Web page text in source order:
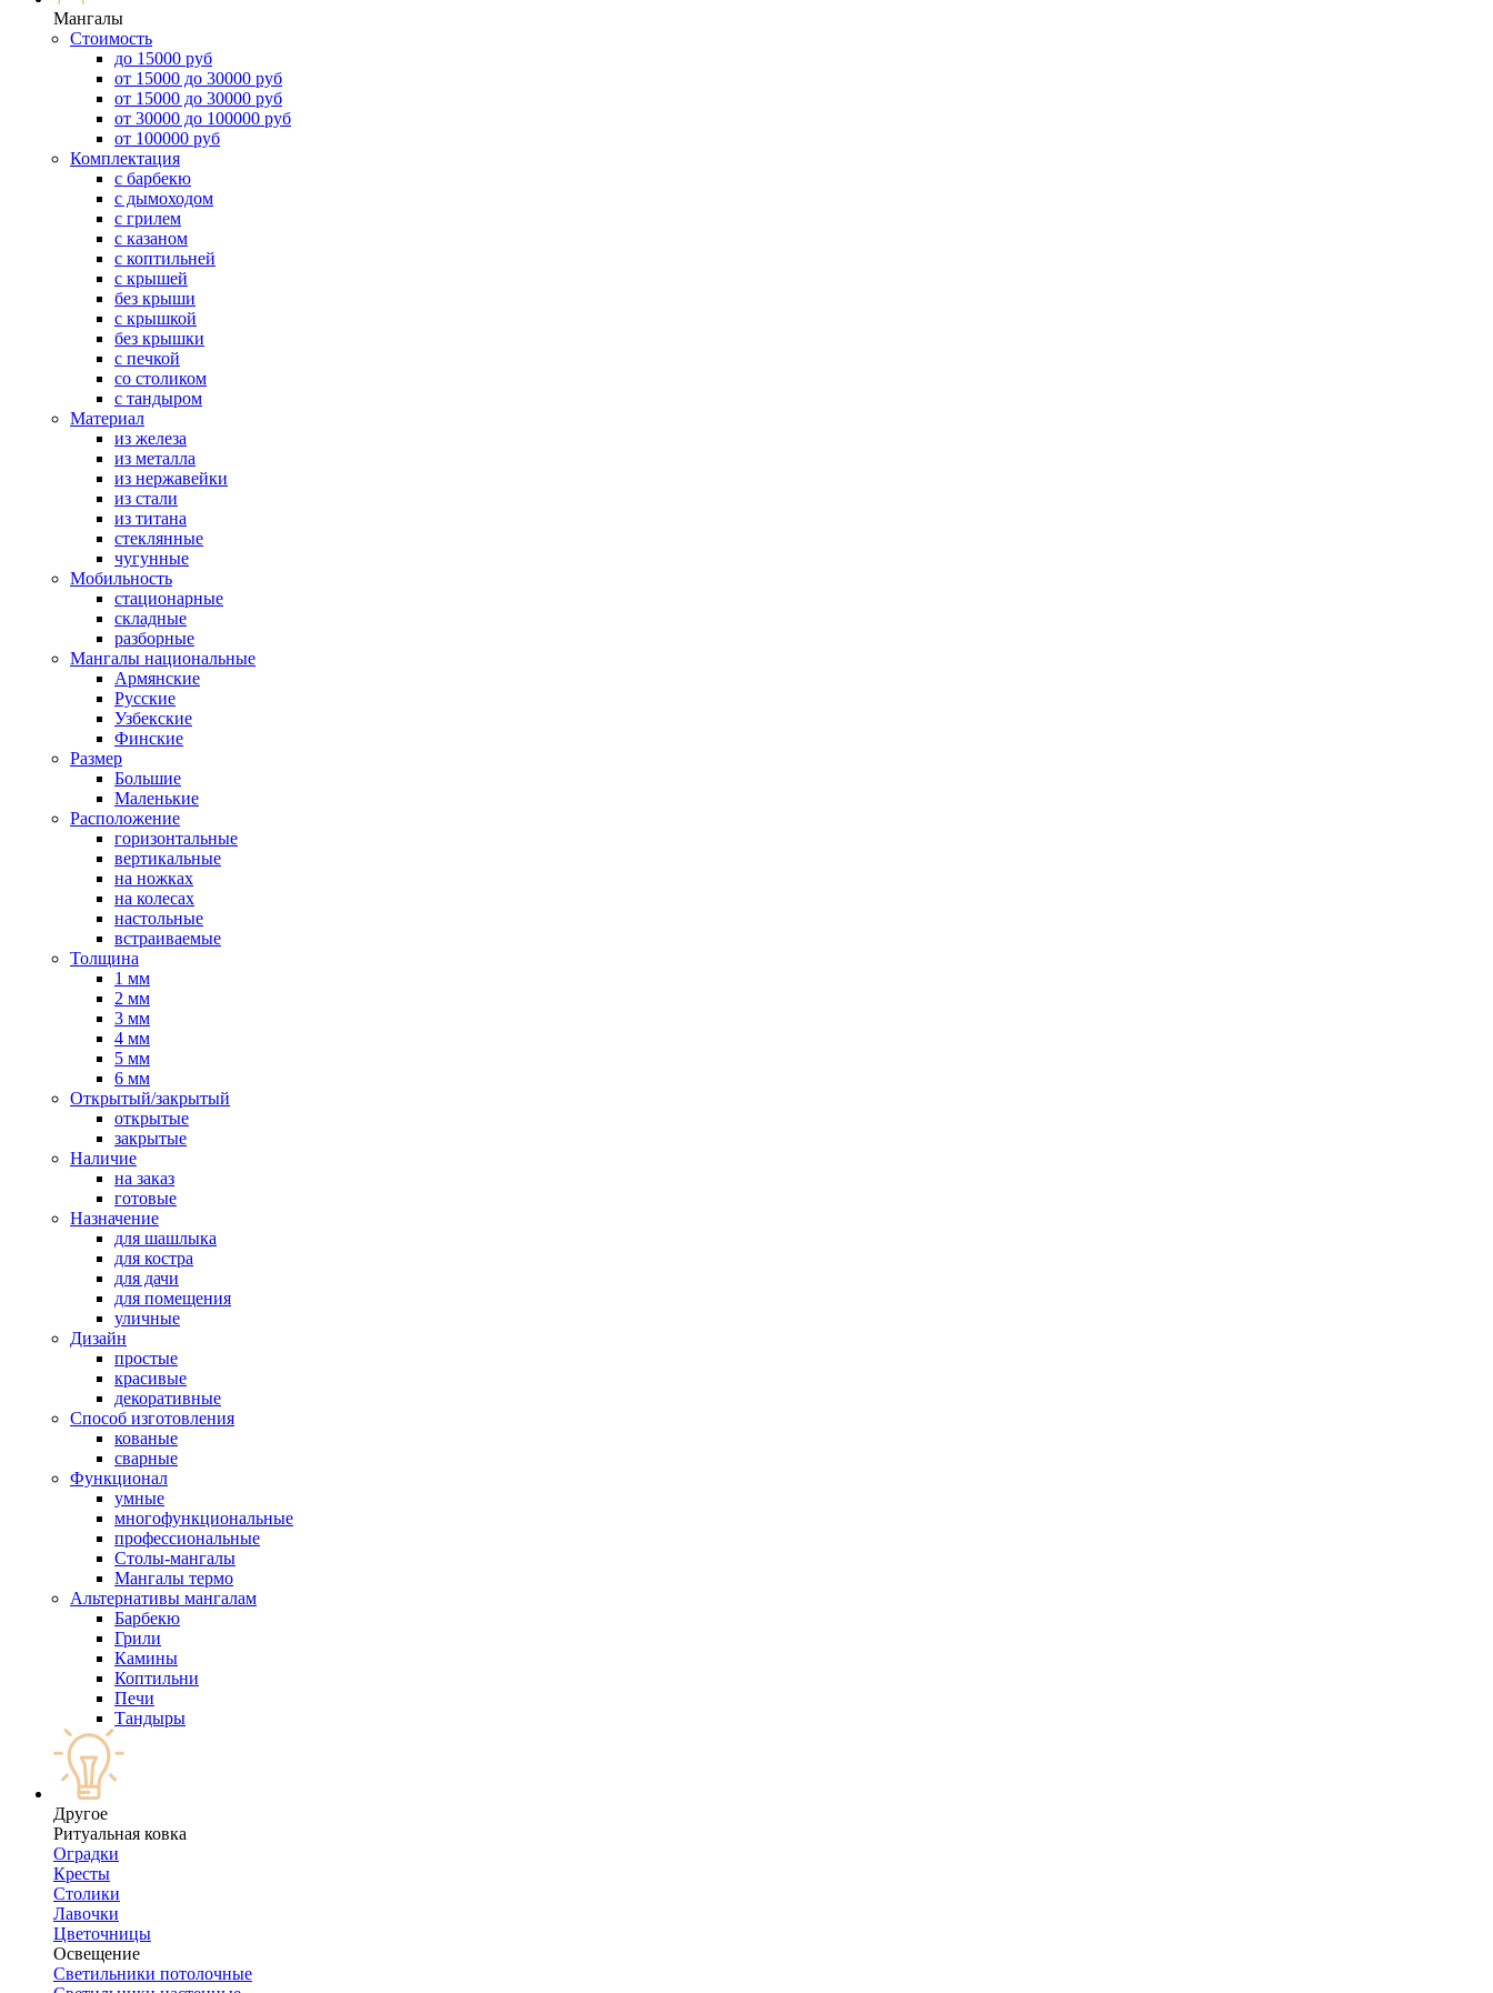
Мангалы
Стоимость
до 15000 руб
от 15000 до 30000 руб
от 15000 до 30000 руб
от 30000 до 100000 руб
от 100000 руб
Комплектация
с барбекю
с дымоходом
с грилем
с казаном
с коптильней
с крышей
без крыши
с крышкой
без крышки
с печкой
со столиком
с тандыром
Материал
из железа
из металла
из нержавейки
из стали
из титана
стеклянные
чугунные
Мобильность
стационарные
складные
разборные
Мангалы национальные
Армянские
Русские
Узбекские
Финские
Размер
Большие
Маленькие
Расположение
горизонтальные
вертикальные
на ножках
на колесах
настольные
встраиваемые
Толщина
1 мм
2 мм
3 мм
4 мм
5 мм
6 мм
Открытый/закрытый
открытые
закрытые
Наличие
на заказ
готовые
Назначение
для шашлыка
для костра
для дачи
для помещения
уличные
Дизайн
простые
красивые
декоративные
Способ изготовления
кованые
сварные
Функционал
умные
многофункциональные
профессиональные
Столы-мангалы
Мангалы термо
Альтернативы мангалам
Барбекю
Грили
Камины
Коптильни
Печи
Тандыры
Другое
Ритуальная ковка
Оградки
Кресты
Столики
Лавочки
Цветочницы
Освещение
Светильники потолочные